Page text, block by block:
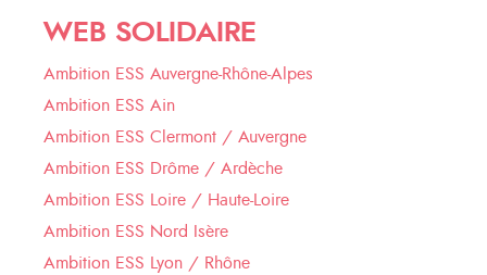
WEB SOLIDAIRE
Ambition ESS Auvergne-Rhône-Alpes
Ambition ESS Ain
Ambition ESS Clermont / Auvergne
Ambition ESS Drôme / Ardèche
Ambition ESS Loire / Haute-Loire
Ambition ESS Nord Isère
Ambition ESS Lyon / Rhône